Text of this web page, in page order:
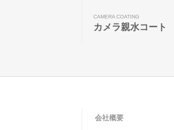
CAMERA COATING
カメラ親水コート
会社概要